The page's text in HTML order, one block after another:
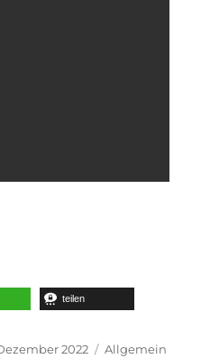
teilen
2022 Kategorien
Allgemein